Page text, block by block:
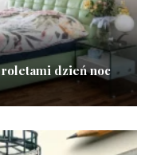
dzień noc